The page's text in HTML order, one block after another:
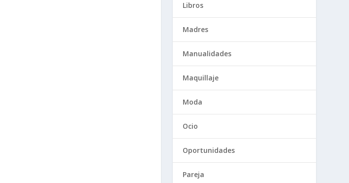
Libros
Madres
Manualidades
Maquillaje
Moda
Ocio
Oportunidades
Pareja